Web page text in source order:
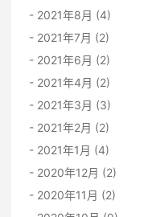
2021年8月 (4)
2021年7月 (2)
2021年6月 (2)
2021年4月 (2)
2021年3月 (3)
2021年2月 (2)
2021年1月 (4)
2020年12月 (2)
2020年11月 (2)